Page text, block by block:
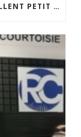
[MÉDIAS] « DES RESTRICTIONS S’INSTALLENT PETIT À PETIT DANS NOTRE PAYS » ENTRETIEN AVEC BOULEVARD VOLTAIRE